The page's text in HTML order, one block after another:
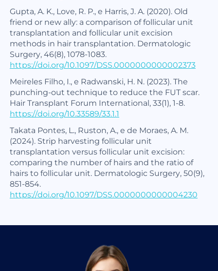
Gupta, A. K., Love, R. P., e Harris, J. A. (2020). Old
friend or new ally: a comparison of follicular unit
transplantation and follicular unit excision
methods in hair transplantation. Dermatologic
Surgery, 46(8), 1078-1083.
https://doi.org/10.1097/DSS.0000000000002373
Meireles Filho, I., e Radwanski, H. N. (2023). The
punching-out technique to reduce the FUT scar.
Hair Transplant Forum International, 33(1), 1-8.
https://doi.org/10.33589/33.1.1
Takata Pontes, L., Ruston, A., e de Moraes, A. M.
(2024). Strip harvesting follicular unit
transplantation versus follicular unit excision:
comparing the number of hairs and the ratio of
hairs to follicular unit. Dermatologic Surgery, 50(9),
851-854.
https://doi.org/10.1097/DSS.0000000000004230